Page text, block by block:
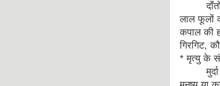
दाँतों
लाल फूलों
कपाल की
गिरगिट,
* मृत्यु के
मुर्दा